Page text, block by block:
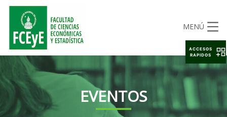
MENÚ
EVENTOS
ACCESOS
RAPIDOS